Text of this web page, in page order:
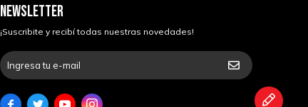
NEWSLETTER
¡Suscribite y recibí todas nuestras novedades!
   